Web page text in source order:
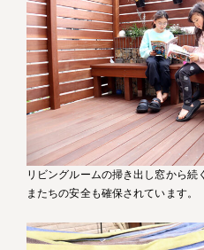
リビングルームの掃き出し窓から続
またちの安全も確保されています。